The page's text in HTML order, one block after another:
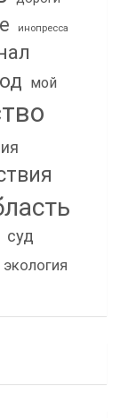
инопресса
мой
суд
экология